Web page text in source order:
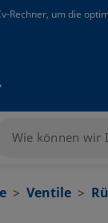
Rechner, um die
Ventile